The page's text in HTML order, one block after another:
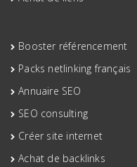
Booster référencement
Packs netlinking français
Annuaire SEO
SEO consulting
Créer site internet
Achat de backlinks